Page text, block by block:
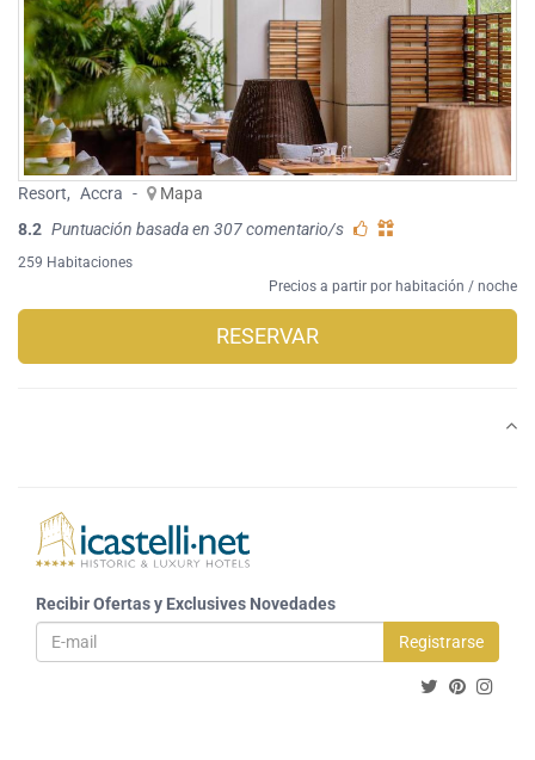
Resort, Accra -
Mapa
8.2 Puntuación basada en 307 comentario/s
259 Habitaciones
Precios a partir por habitación / noche
RESERVAR
Recibir Ofertas y Exclusives Novedades
Registrarse